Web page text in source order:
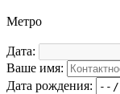
Метро
Дата:
Ваше имя:
Дата рождения: